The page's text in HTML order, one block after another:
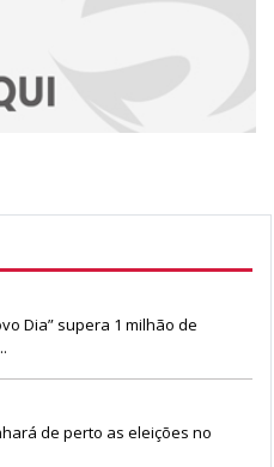
Dia” supera 1 milhão de
de perto as eleições no